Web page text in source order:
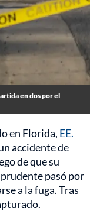
en dos por el
en Florida, EE.
accidente de
de que su
pasó por
a la fuga. Tras